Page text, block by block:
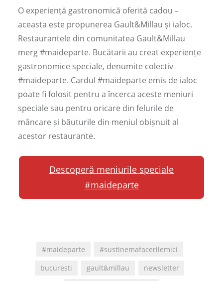
O experiență gastronomică oferită cadou –
aceasta este propunerea Gault&Millau și ialoc.
Restaurantele din comunitatea Gault&Millau
merg #maideparte. Bucătarii au creat experiențe
gastronomice speciale, denumite colectiv
#maideparte. Cardul #maideparte emis de ialoc
poate fi folosit pentru a încerca aceste meniuri
speciale sau pentru oricare din felurile de
mâncare și băuturile din meniul obișnuit al
acestor restaurante.
Descoperă meniurile speciale
#maideparte
#maideparte
#sustinemafacerilemici
bucuresti
gault&millau
newsletter